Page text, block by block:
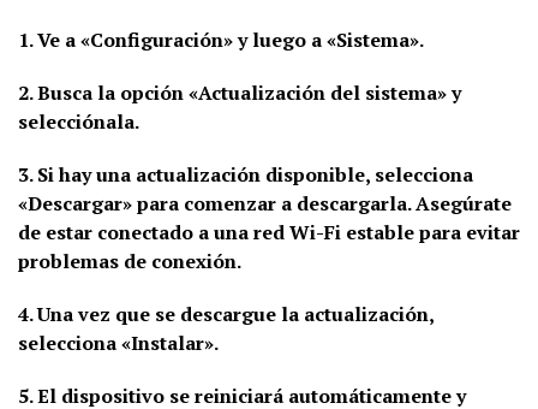
1. Ve a «Configuración» y luego a «Sistema».
2. Busca la opción «Actualización del sistema» y
selecciónala.
3. Si hay una actualización disponible, selecciona
«Descargar» para comenzar a descargarla. Asegúrate
de estar conectado a una red Wi-Fi estable para evitar
problemas de conexión.
4. Una vez que se descargue la actualización,
selecciona «Instalar».
5. El dispositivo se reiniciará automáticamente y